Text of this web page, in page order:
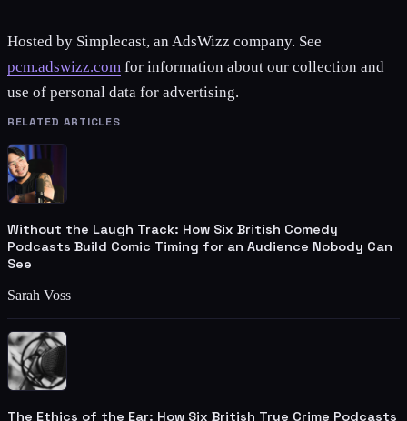
Hosted by Simplecast, an AdsWizz company. See
pcm.adswizz.com for information about our collection and
use of personal data for advertising.
RELATED ARTICLES
Without the Laugh Track: How Six British Comedy
Podcasts Build Comic Timing for an Audience Nobody Can
See
Sarah Voss
The Ethics of the Ear: How Six British True Crime Podcasts